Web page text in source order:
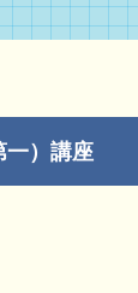
一）講座